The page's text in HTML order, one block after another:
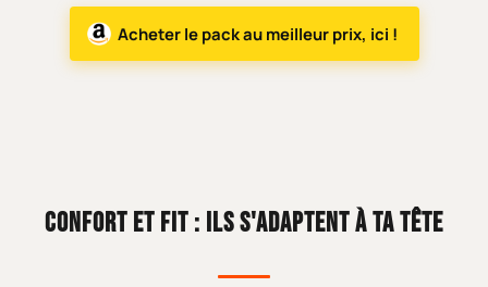
Acheter le pack au meilleur prix, ici !
CONFORT ET FIT : ILS S'ADAPTENT À TA TÊTE